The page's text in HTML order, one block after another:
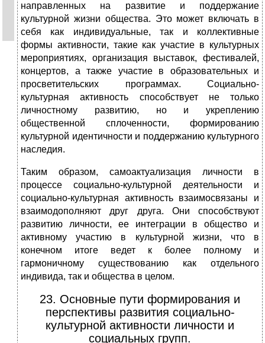
направленных на развитие и поддержание
культурной жизни общества. Это может включать в
себя как индивидуальные, так и коллективные
формы активности, такие как участие в культурных
мероприятиях, организация выставок, фестивалей,
концертов, а также участие в образовательных и
просветительских программах. Социально-
культурная активность способствует не только
личностному развитию, но и укреплению
общественной сплоченности, формированию
культурной идентичности и поддержанию культурного
наследия.
Таким образом, самоактуализация личности в
процессе социально-культурной деятельности и
социально-культурная активность взаимосвязаны и
взаимодополняют друг друга. Они способствуют
развитию личности, ее интеграции в общество и
активному участию в культурной жизни, что в
конечном итоге ведет к более полному и
гармоничному существованию как отдельного
индивида, так и общества в целом.
23. Основные пути формирования и
перспективы развития социально-
культурной активности личности и
социальных групп.